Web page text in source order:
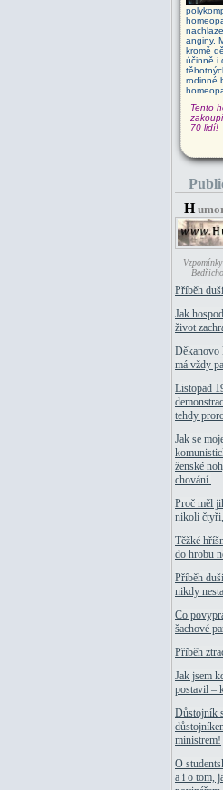
anginy.
kromě
účinně i
rodinné
Tento
70 lidí!
H
Příběh
Jak
život
Děkanovo
má vždy
Listopad
tehdy
Jak se
ženské
chování.
Proč měl
nikoli
Těžké
do hrobu
Příběh
nikdy
Co
šachové
Příběh
Jak jsem
postavil –
Důstojník
ministrem!
O
a i o tom,